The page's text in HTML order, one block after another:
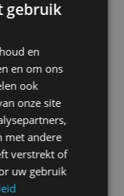
leuker
verbruik van 12,8 kWh
net zo goedkoop
gebruik
en
en om ons
ook
onze site
met andere
verstrekt of
uw gebruik